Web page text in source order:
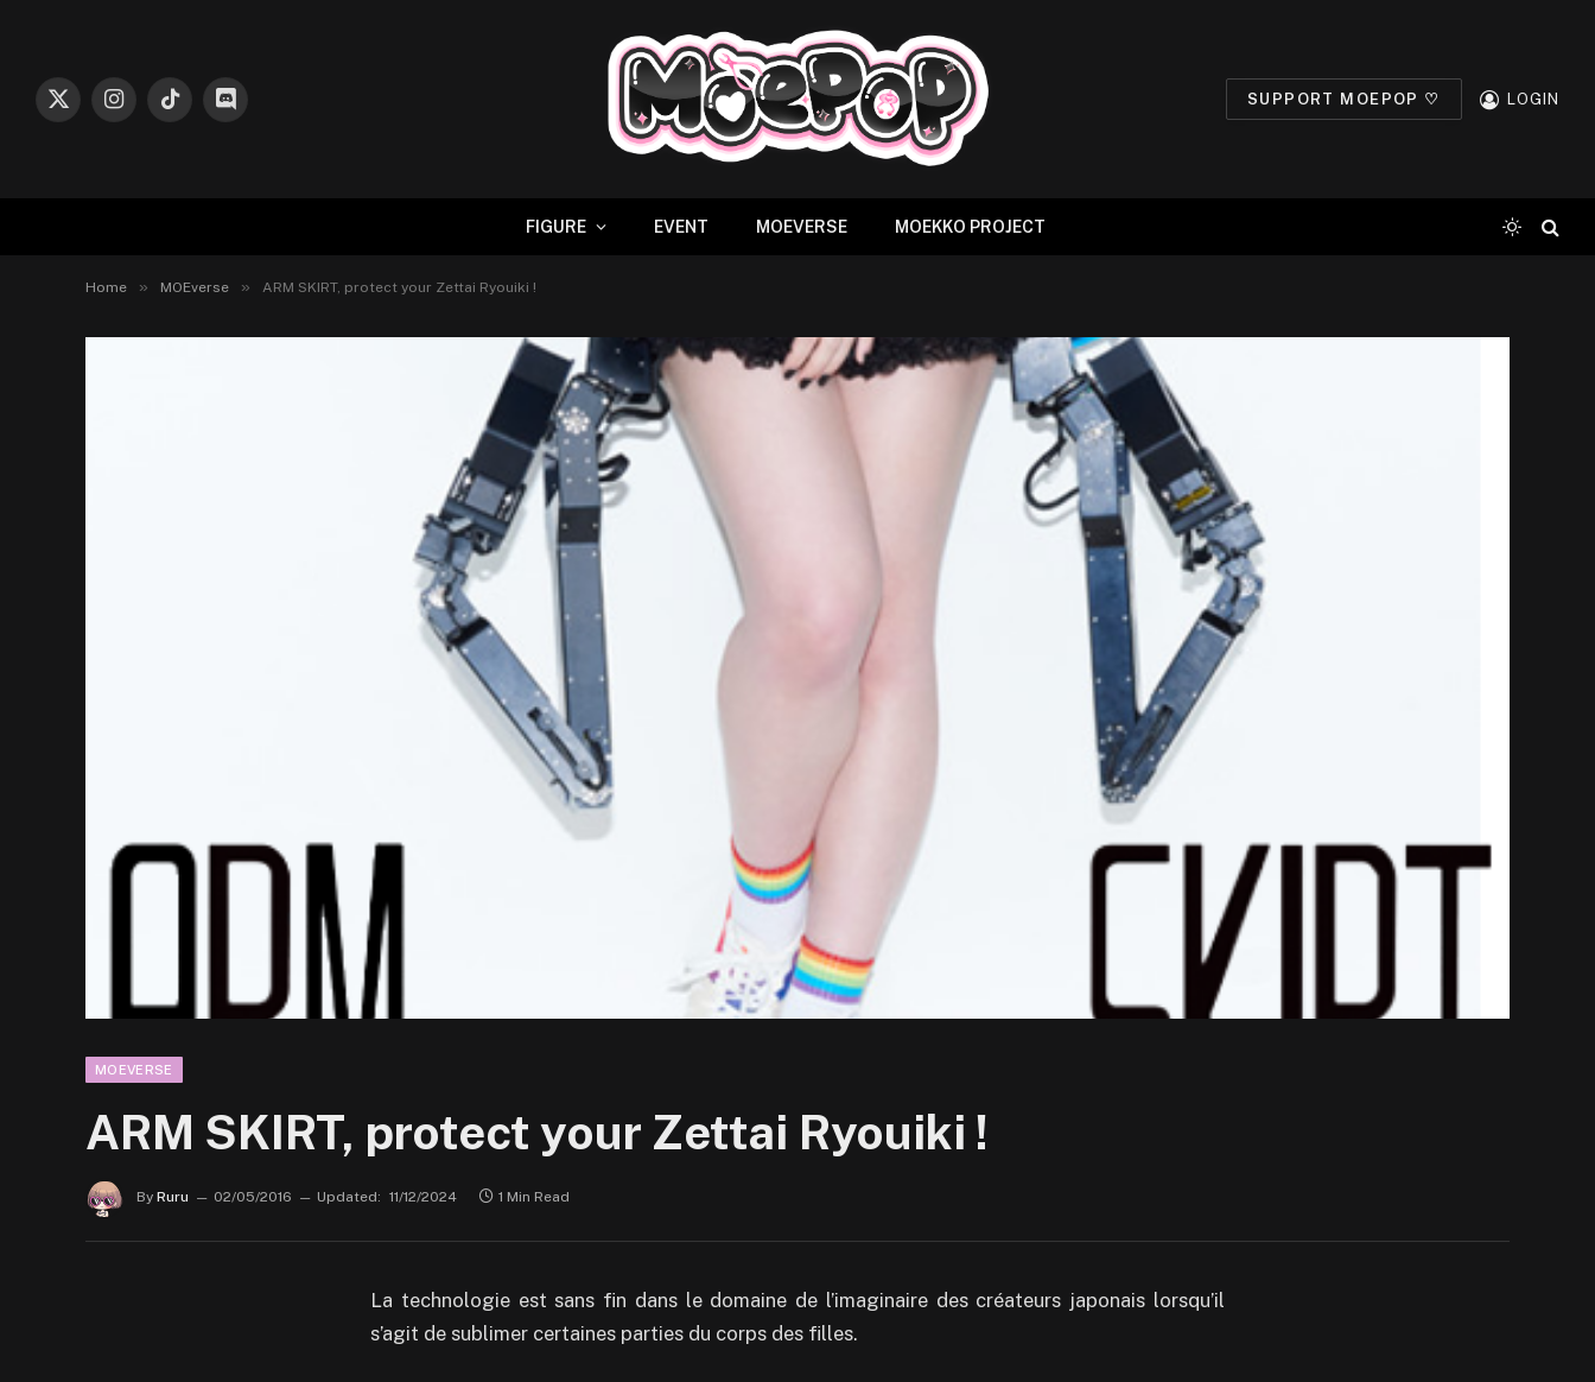
X
InstagramTikTokDiscord
SUPPORT MOEPOP ♡ LOGIN
FIGURE EVENT MOEVERSE MOEKKO PROJECT
Home » MOEverse » ARM SKIRT, protect your Zettai Ryouiki !
MOEVERSE
ARM SKIRT, protect your Zettai Ryouiki !
By Ruru 02/05/2016 Updated: 11/12/2024 1 Min Read
La technologie est sans fin dans le domaine de l’imaginaire des créateurs japonais lorsqu’il
s’agit de sublimer certaines parties du corps des filles.